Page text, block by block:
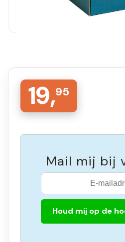
19,95
Mail mij bij
Houd mij op de